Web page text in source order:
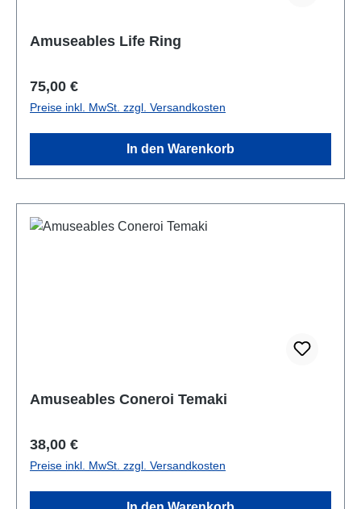
Amuseables Life Ring
Regulärer Preis:
75,00 €
Preise inkl. MwSt. zzgl. Versandkosten
In den Warenkorb
Amuseables Coneroi Temaki
Regulärer Preis:
38,00 €
Preise inkl. MwSt. zzgl. Versandkosten